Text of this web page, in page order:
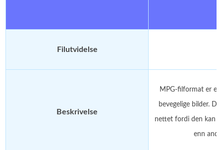
Filutvidelse
Beskrivelse
MPG-filformat er
bevegelige bilder.
nettet fordi den kan
enn